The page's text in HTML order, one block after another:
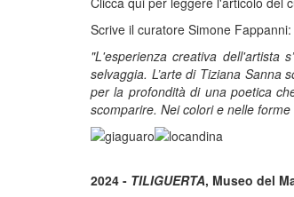
Scrive il curatore Simone Fappanni:
"L'esperienza creativa dell'artista
selvaggia. L’arte di Tiziana
per la profondità di una poetica
scomparire. Nei colori e nelle
2024 - TILIGUERTA, Museo del